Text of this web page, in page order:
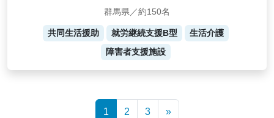
群馬県／約150名
共同生活援助 就労継続支援B型
生活介護
障害者支援施設
1 2 3 »